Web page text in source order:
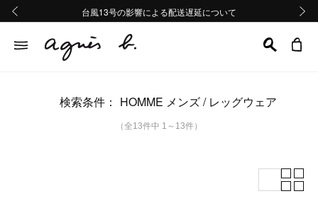
熊本地域地震の影響による配送遅延について
Summer Sale 2buy10%OFF!!
台風13号の影響による配送遅延について
熊本地域地震の影響による配送遅延について
Summer Sale 2buy10%OFF!!
検索条件： HOMME メンズ レッグウェア
（全13件中 1～13件）